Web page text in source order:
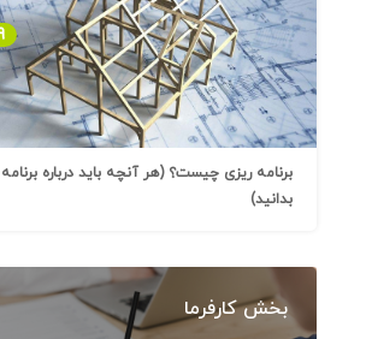
برنامه ریزی چیست؟ (هر آنچه باید درباره
بدانید)
بخش کارفرما